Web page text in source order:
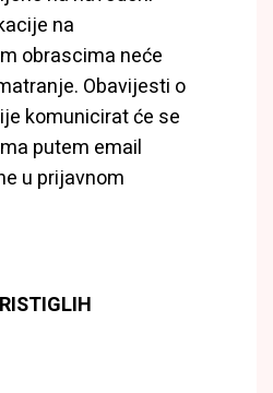
na
obrascima neće
Obavijesti o
komunicirat će se
putem email
u prijavnom